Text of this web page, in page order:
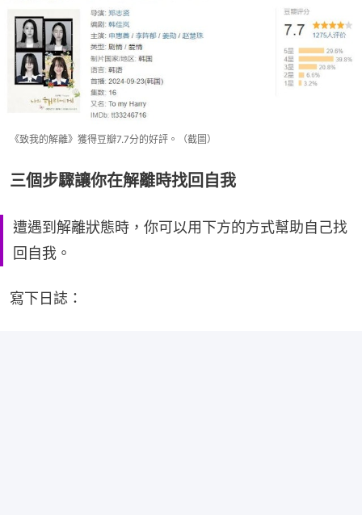
《致我的解離》獲得豆瓣7.7分的好評。（截圖）
三個步驟讓你在解離時找回自我
遭遇到解離狀態時，你可以用下方的方式幫助自己找
回自我。
寫下日誌：